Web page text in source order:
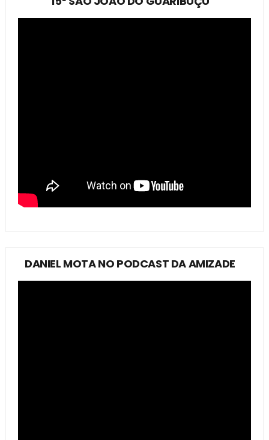
DANIEL MOTA NO PODCAST DA AMIZADE